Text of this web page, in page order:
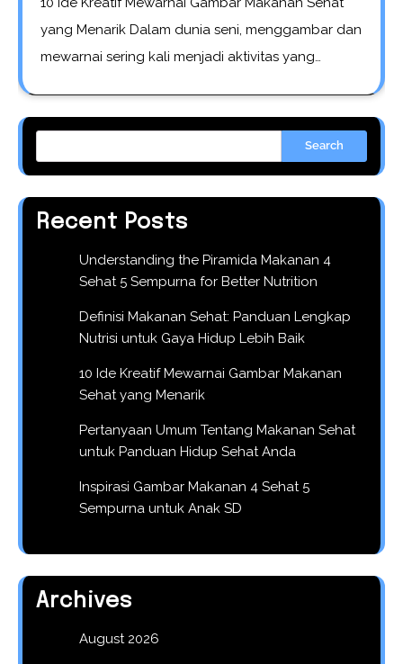
yang Menarik Dalam dunia seni, menggambar dan
mewarnai sering kali menjadi aktivitas yang…
Search
Recent Posts
Understanding the Piramida Makanan 4
Sehat 5 Sempurna for Better Nutrition
Definisi Makanan Sehat: Panduan Lengkap
Nutrisi untuk Gaya Hidup Lebih Baik
10 Ide Kreatif Mewarnai Gambar Makanan
Sehat yang Menarik
Pertanyaan Umum Tentang Makanan Sehat
untuk Panduan Hidup Sehat Anda
Inspirasi Gambar Makanan 4 Sehat 5
Sempurna untuk Anak SD
Archives
August 2026